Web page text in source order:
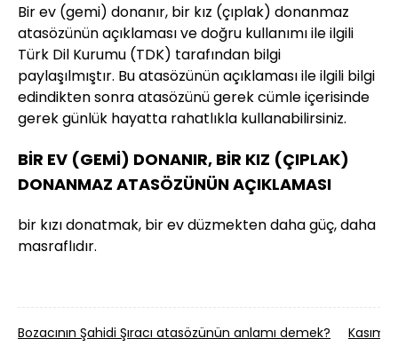
Bir ev (gemi) donanır, bir kız (çıplak) donanmaz
atasözünün açıklaması ve doğru kullanımı ile ilgili
Türk Dil Kurumu (TDK) tarafından bilgi
paylaşılmıştır. Bu atasözünün açıklaması ile ilgili bilgi
edindikten sonra atasözünü gerek cümle içerisinde
gerek günlük hayatta rahatlıkla kullanabilirsiniz.
BİR EV (GEMİ) DONANIR, BİR KIZ (ÇIPLAK)
DONANMAZ ATASÖZÜNÜN AÇIKLAMASI
bir kızı donatmak, bir ev düzmekten daha güç, daha
masraflıdır.
Bozacının Şahidi Şıracı atasözünün anlamı demek?